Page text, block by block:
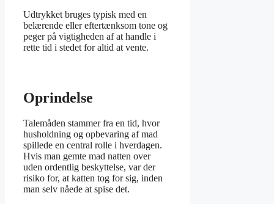
Udtrykket bruges typisk med en
belærende eller eftertænksom tone og
peger på vigtigheden af at handle i
rette tid i stedet for altid at vente.
Oprindelse
Talemåden stammer fra en tid, hvor
husholdning og opbevaring af mad
spillede en central rolle i hverdagen.
Hvis man gemte mad natten over
uden ordentlig beskyttelse, var der
risiko for, at katten tog for sig, inden
man selv nåede at spise det.